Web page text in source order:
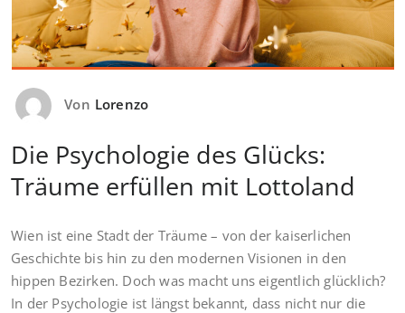
Von Lorenzo
Die Psychologie des Glücks:
Träume erfüllen mit Lottoland
Wien ist eine Stadt der Träume – von der kaiserlichen
Geschichte bis hin zu den modernen Visionen in den
hippen Bezirken. Doch was macht uns eigentlich glücklich?
In der Psychologie ist längst bekannt, dass nicht nur die